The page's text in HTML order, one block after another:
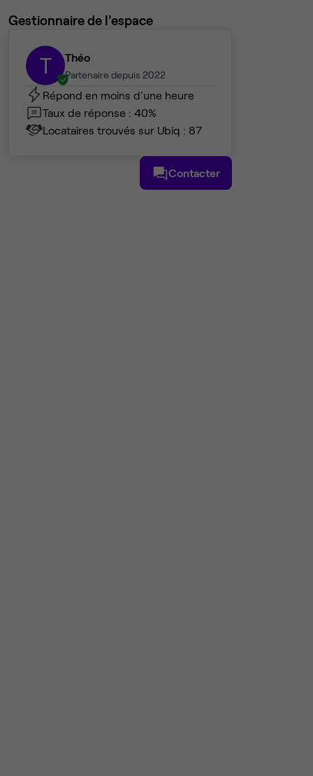
Gestionnaire de l'espace
T Théo
Partenaire depuis 2022
Répond en moins d'une heure
Taux de réponse : 40%
Locataires trouvés sur Ubiq : 87
Contacter